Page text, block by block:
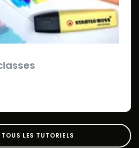
LES TUTORIELS